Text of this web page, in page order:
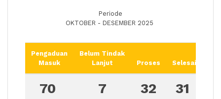
Periode
OKTOBER - DESEMBER 2025
Pengaduan
Masuk
Belum Tindak
Lanjut
Proses Selesai
70 7 32 31